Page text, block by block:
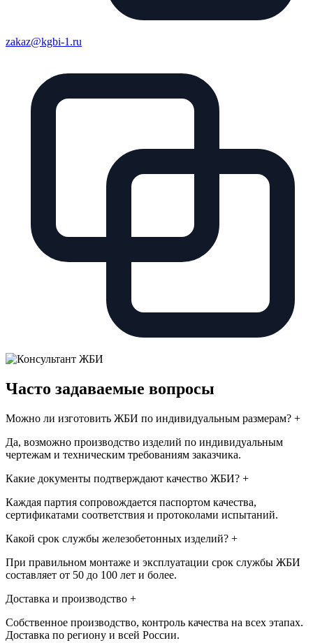
zakaz@kgbi-1.ru
Часто задаваемые вопросы
Можно ли изготовить ЖБИ по индивидуальным размерам? +
Да, возможно производство изделий по индивидуальным
чертежам и техническим требованиям заказчика.
Какие документы подтверждают качество ЖБИ? +
Каждая партия сопровождается паспортом качества,
сертификатами соответствия и протоколами испытаний.
Какой срок службы железобетонных изделий? +
При правильном монтаже и эксплуатации срок службы ЖБИ
составляет от 50 до 100 лет и более.
Доставка и производство +
Собственное производство, контроль качества на всех этапах.
Доставка по региону и всей России.